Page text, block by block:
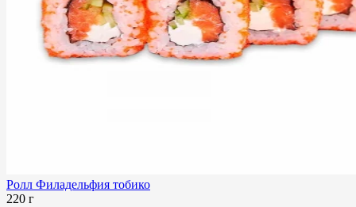
Ролл Филадельфия тобико
220 г